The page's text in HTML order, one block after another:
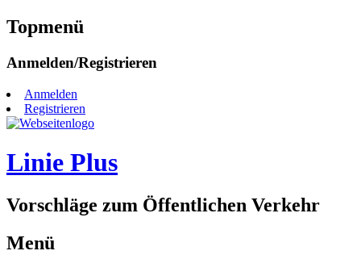
Topmenü
Zum
springen
Anmelden/Registrieren
Anmelden
Registrieren
Linie Plus
Vorschläge zum Öffentlichen Verkehr
Menü